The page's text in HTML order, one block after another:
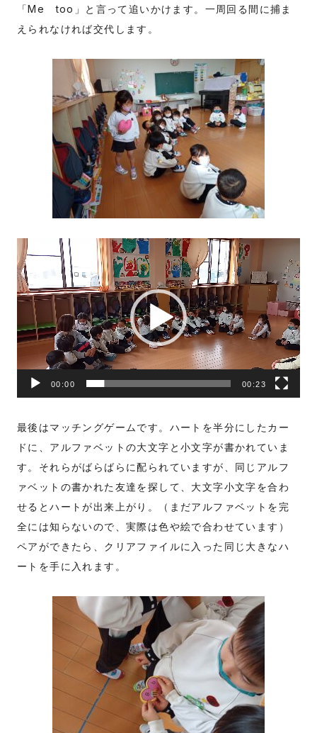
「Me too」と言って追いかけます。一周回る間に捕ま
えられなければ交代します。
動
画
プ
ー
ヤ
ー
00:00 00:23
最後はマッチングゲームです。ハートを半分にしたカー
ドに、アルファベットの大文字と小文字が書かれていま
す。それらがばらばらに配られていますが、同じアルフ
ァベットの書かれた友達を探して、大文字小文字を合わ
せるとハートが出来上がり。（まだアルファベットを完
全には知らないので、実際は色や絵で合わせています）
ペアができたら、クリアファイルに入った同じ大きなハ
ートを手に入れます。